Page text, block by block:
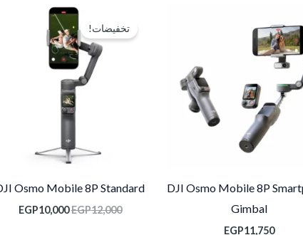
DJI Osmo Mobile 8P
Gimbal
EGP11,750
تخفيضات!
Osmo Mobile 8P Standard
EGP12,000
السعر
الأصلي
هو:
EGP12,000.
EGP10,000